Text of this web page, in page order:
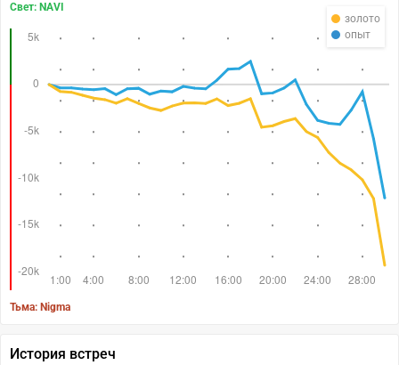
золото
опыт
Свет: NAVI
Тьма: Nigma
История встреч